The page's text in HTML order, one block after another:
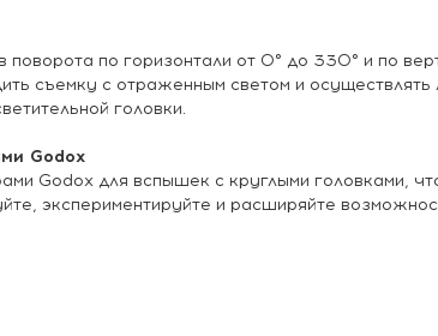
по горизонтали от 0° до 330° и по
съемку с отраженным светом и
головки.
Godox
Godox для вспышек с круглыми головками,
экспериментируйте и расширяйте